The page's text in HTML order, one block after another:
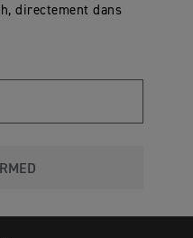
directement dans